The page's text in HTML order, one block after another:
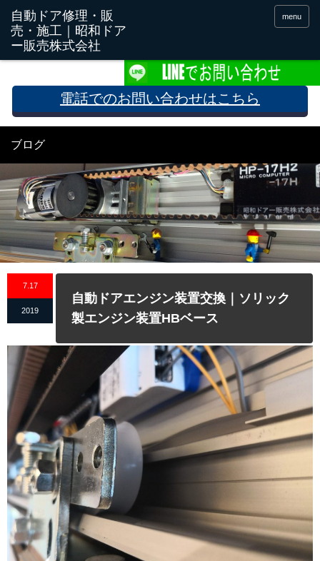
menu
電話でのお問い合わせはこちら
ブログ
7.17
2019
自動ドアエンジン装置交換｜ソリック
製エンジン装置HBベース